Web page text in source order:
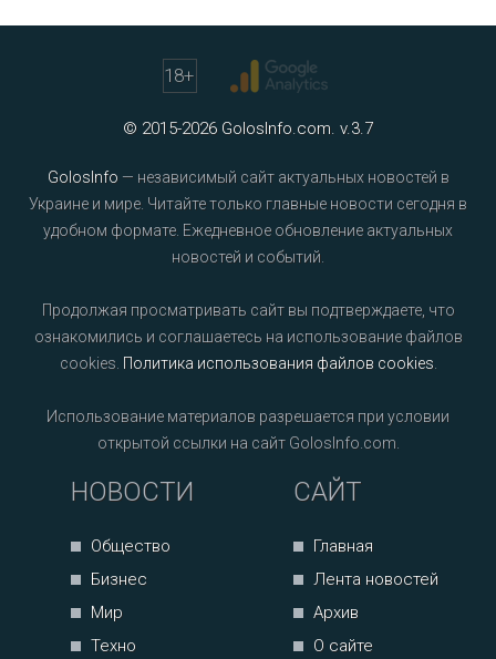
18+
© 2015-2026 GolosInfo.com. v.3.7
GolosInfo — независимый сайт актуальных новостей в
Украине и мире. Читайте только главные новости сегодня в
удобном формате. Ежедневное обновление актуальных
новостей и событий.
Продолжая просматривать сайт вы подтверждаете, что
ознакомились и соглашаетесь на использование файлов
cookies. Политика использования файлов cookies
Использование материалов разрешается при условии
открытой ссылки на сайт GolosInfo.com.
НОВОСТИ
Общество
Бизнес
Мир
Техно
САЙТ
Главная
Лента новостей
Архив
О сайте